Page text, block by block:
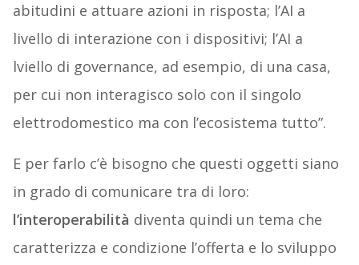
abitudini e attuare azioni in risposta; l’AI a
livello di interazione con i dispositivi; l’AI a
lviello di governance, ad esempio, di una casa,
per cui non interagisco solo con il singolo
elettrodomestico ma con l’ecosistema tutto”.
E per farlo c’è bisogno che questi oggetti siano
in grado di comunicare tra di loro:
l’interoperabilità diventa quindi un tema che
caratterizza e condizione l’offerta e lo sviluppo